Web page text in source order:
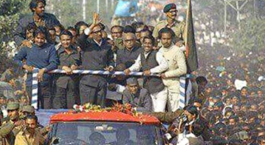
ইসরায়েলের
আর্কাইভ থেকে
অন্তর্বর্তী সরকারের সময়ের
অধ্যাদেশ সংসদে উপস্থাপন
করা হবে
আর্কাইভ থেকে
প্রধানমন্ত্রীর সঙ্গে সৌদি